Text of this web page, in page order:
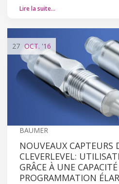
Lire la suite…
27 OCT. '16
BAUMER
NOUVEAUX CAPTEURS
CLEVERLEVEL:
GRÂCE À UNE
PROGRAMMATION